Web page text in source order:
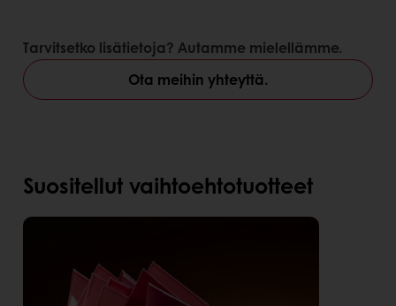
Tarvitsetko lisätietoja? Autamme mielellämme.
Ota meihin yhteyttä.
Suositellut vaihtoehtotuotteet